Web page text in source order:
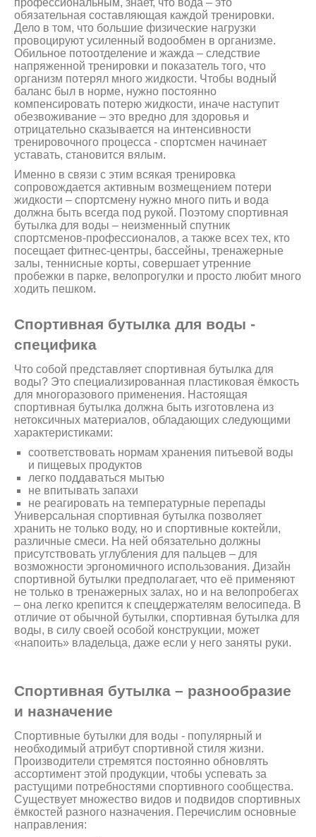
профессиональным, знает, что вода – это
обязательная составляющая каждой тренировки.
Дело в том, что большие физические нагрузки
провоцируют усиленный водообмен в организме.
Обильное потоотделение и жажда – следствие
напряженной тренировки и показатель того, что
организм потерял много жидкости. Чтобы водный
баланс был в норме, нужно постоянно
компенсировать потерю жидкости, иначе наступит
обезвоживание – это вредно для здоровья и
отрицательно сказывается на интенсивности
тренировочного процесса - спортсмен начинает
уставать, становится вялым.
Именно в связи с этим всякая тренировка
сопровождается активным возмещением потери
жидкости – спортсмену нужно много пить и вода
должна быть всегда под рукой. Поэтому спортивная
бутылка для воды – неизменный спутник
спортсменов-профессионалов, а также всех тех, кто
посещает фитнес-центры, бассейны, тренажерные
залы, теннисные корты, совершает утренние
пробежки в парке, велопрогулки и просто любит много
ходить пешком.
Спортивная бутылка для воды -
специфика
Что собой представляет спортивная бутылка для
воды? Это специализированная пластиковая ёмкость
для многоразового применения. Настоящая
спортивная бутылка должна быть изготовлена из
нетоксичных материалов, обладающих следующими
характеристиками:
соответствовать нормам хранения питьевой воды
и пищевых продуктов
легко поддаваться мытью
не впитывать запахи
не реагировать на температурные перепады
Универсальная спортивная бутылка позволяет
хранить не только воду, но и спортивные коктейли,
различные смеси. На ней обязательно должны
присутствовать углубления для пальцев – для
возможности эргономичного использования. Дизайн
спортивной бутылки предполагает, что её применяют
не только в тренажерных залах, но и на велопробегах
– она легко крепится к спецдержателям велосипеда. В
отличие от обычной бутылки, спортивная бутылка для
воды, в силу своей особой конструкции, может
«напоить» владельца, даже если у него заняты руки.
Спортивная бутылка – разнообразие
и назначение
Спортивные бутылки для воды - популярный и
необходимый атрибут спортивной стиля жизни.
Производители стремятся постоянно обновлять
ассортимент этой продукции, чтобы успевать за
растущими потребностями спортивного сообщества.
Существует множество видов и подвидов спортивных
ёмкостей разного назначения. Перечислим основные
направления: